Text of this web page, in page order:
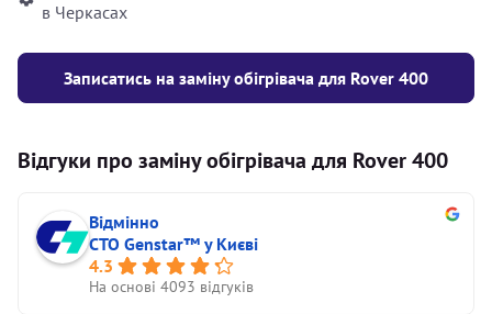
в Черкасах
Записатись на заміну обігрівача для Rover 400
Відгуки про заміну обігрівача для Rover 400
Відмінно
СТО Genstar™ у Києві
4.3
На основі 4093 відгуків